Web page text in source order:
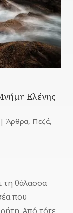
Ελένης
| Άρθρα, Πεζά,
τη θάλασσα
που
Από τότε